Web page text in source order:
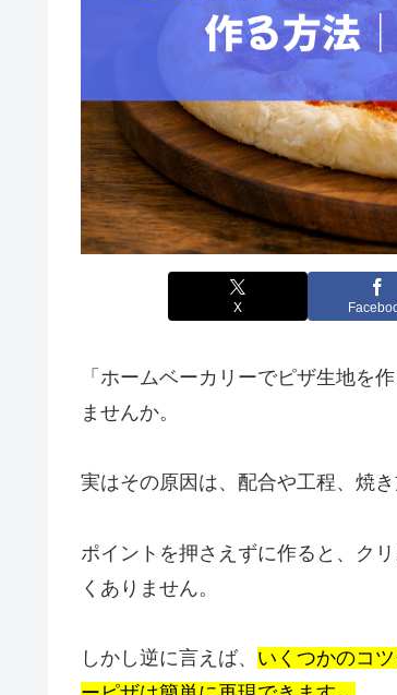
X
「ホームベーカリーでピザ生地を
ませんか。
実はその原因は、配合や工程、焼き
ポイントを押さえずに作ると、ク
くありません。
しかし逆に言えば、 いくつかのコ